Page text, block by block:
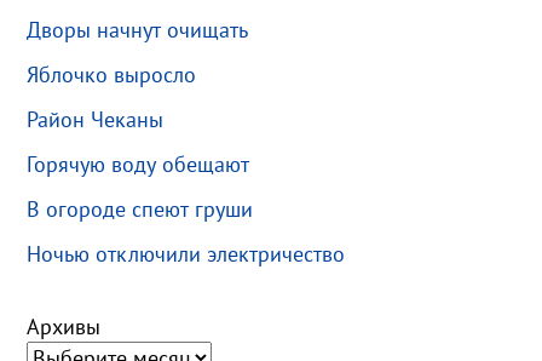
Дворы начнут очищать
Яблочко выросло
Район Чеканы
Горячую воду обещают
В огороде спеют груши
Ночью отключили электричество
Архивы